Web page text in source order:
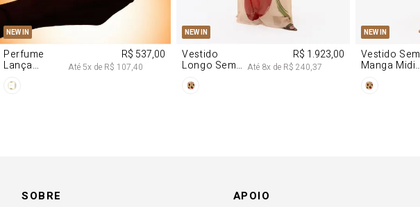
NEW IN
U
Perfume
Lança
R$ 537,00
Até 5x de R$ 107,40
NEW IN
M G
Vestido
Longo Sem
Chiffon
R$ 1.923,00
Até 8x de R$ 240,37
NEW IN
PP
Vestido Sem
Manga Midi
Morango
SOBRE APOIO